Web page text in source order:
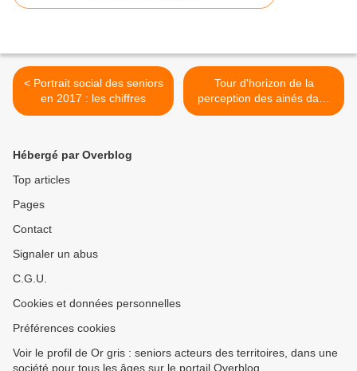
< Portrait social des seniors
en 2017 : les chiffres
Tour d'horizon de la
perception des ainés dans
le monde >
Hébergé par Overblog
Top articles
Pages
Contact
Signaler un abus
C.G.U.
Cookies et données personnelles
Préférences cookies
Voir le profil de Or gris : seniors acteurs des territoires, dans une
société pour tous les âges sur le portail Overblog